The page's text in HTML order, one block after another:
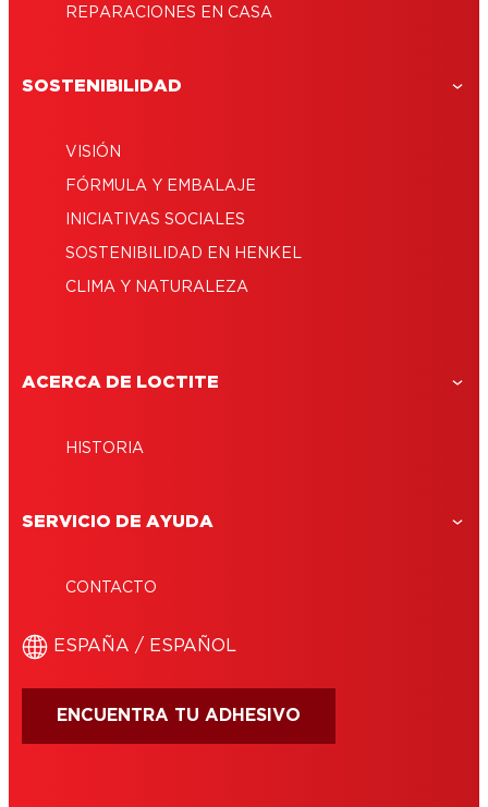
REPARACIONES EN CASA
SOSTENIBILIDAD
VISIÓN
FÓRMULA Y EMBALAJE
INICIATIVAS SOCIALES
SOSTENIBILIDAD EN HENKEL
CLIMA Y NATURALEZA
ACERCA DE LOCTITE
HISTORIA
SERVICIO DE AYUDA
CONTACTO
ESPAÑA / ESPAÑOL
ENCUENTRA TU ADHESIVO